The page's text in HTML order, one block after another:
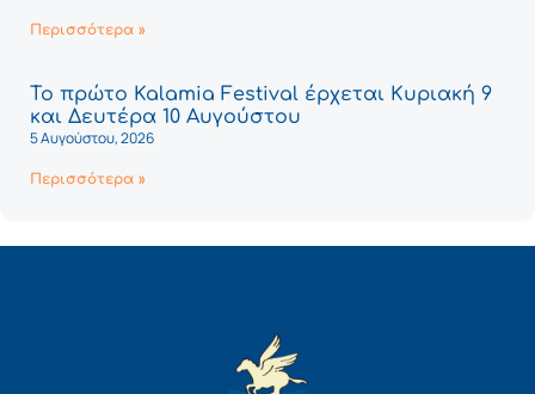
Περισσότερα »
Το πρώτο Kalamia Festival έρχεται Κυριακή 9
και Δευτέρα 10 Αυγούστου
5 Αυγούστου, 2026
Περισσότερα »